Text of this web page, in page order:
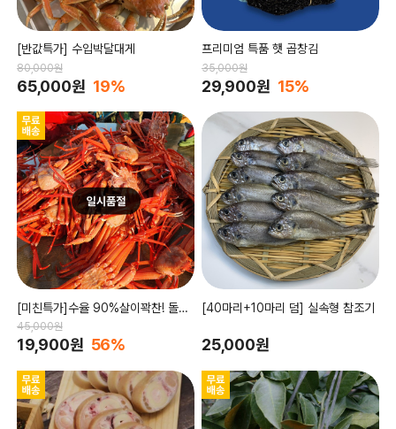
[반값특가] 수입박달대게
80,000원
65,000원 19%
프리미엄 특품 햇 곱창김
35,000원
29,900원 15%
[미친특가]수율 90%살이꽉찬! 돌덩
이홍게 4kg
45,000원
19,900원 56%
[40마리+10마리 덤] 실속형 참조기
25,000원